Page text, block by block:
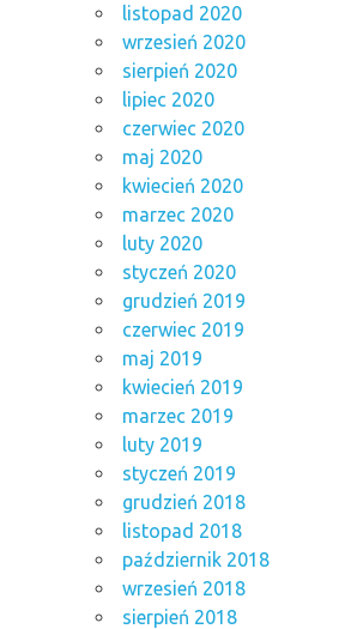
listopad 2020
wrzesień 2020
sierpień 2020
lipiec 2020
czerwiec 2020
maj 2020
kwiecień 2020
marzec 2020
luty 2020
styczeń 2020
grudzień 2019
czerwiec 2019
maj 2019
kwiecień 2019
marzec 2019
luty 2019
styczeń 2019
grudzień 2018
listopad 2018
październik 2018
wrzesień 2018
sierpień 2018